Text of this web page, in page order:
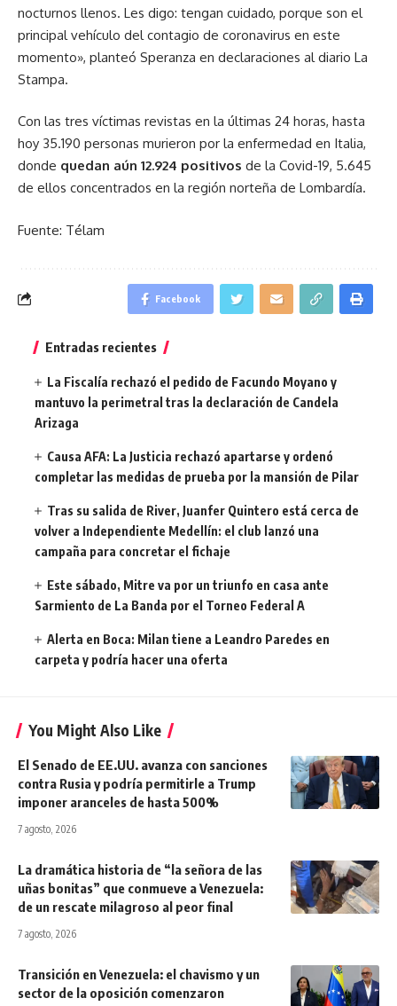
nocturnos llenos. Les digo: tengan cuidado, porque son el
principal vehículo del contagio de coronavirus en este
momento», planteó Speranza en declaraciones al diario La
Stampa.
Con las tres víctimas revistas en la últimas 24 horas, hasta
hoy 35.190 personas murieron por la enfermedad en Italia,
donde quedan aún 12.924 positivos de la Covid-19, 5.645
de ellos concentrados en la región norteña de Lombardía.
Fuente: Télam
Facebook
Entradas recientes
La Fiscalía rechazó el pedido de Facundo Moyano y
mantuvo la perimetral tras la declaración de Candela
Arizaga
Causa AFA: La Justicia rechazó apartarse y ordenó
completar las medidas de prueba por la mansión de Pilar
Tras su salida de River, Juanfer Quintero está cerca de
volver a Independiente Medellín: el club lanzó una
campaña para concretar el fichaje
Este sábado, Mitre va por un triunfo en casa ante
Sarmiento de La Banda por el Torneo Federal A
Alerta en Boca: Milan tiene a Leandro Paredes en
carpeta y podría hacer una oferta
You Might Also Like
El Senado de EE.UU. avanza con sanciones
contra Rusia y podría permitirle a Trump
imponer aranceles de hasta 500%
7 agosto, 2026
La dramática historia de “la señora de las
uñas bonitas” que conmueve a Venezuela:
de un rescate milagroso al peor final
7 agosto, 2026
Transición en Venezuela: el chavismo y un
sector de la oposición comenzaron